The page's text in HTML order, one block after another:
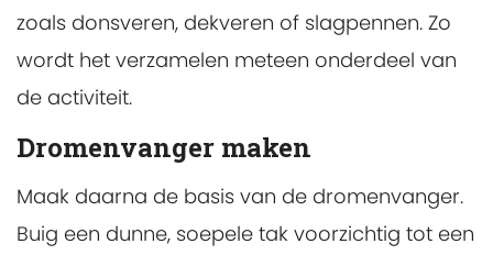
zoals donsveren, dekveren of slagpennen. Zo
wordt het verzamelen meteen onderdeel van
de activiteit.
Dromenvanger maken
Maak daarna de basis van de dromenvanger.
Buig een dunne, soepele tak voorzichtig tot een